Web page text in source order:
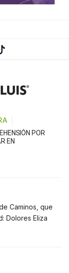
POR
EN
Caminos, que
Dolores Eliza